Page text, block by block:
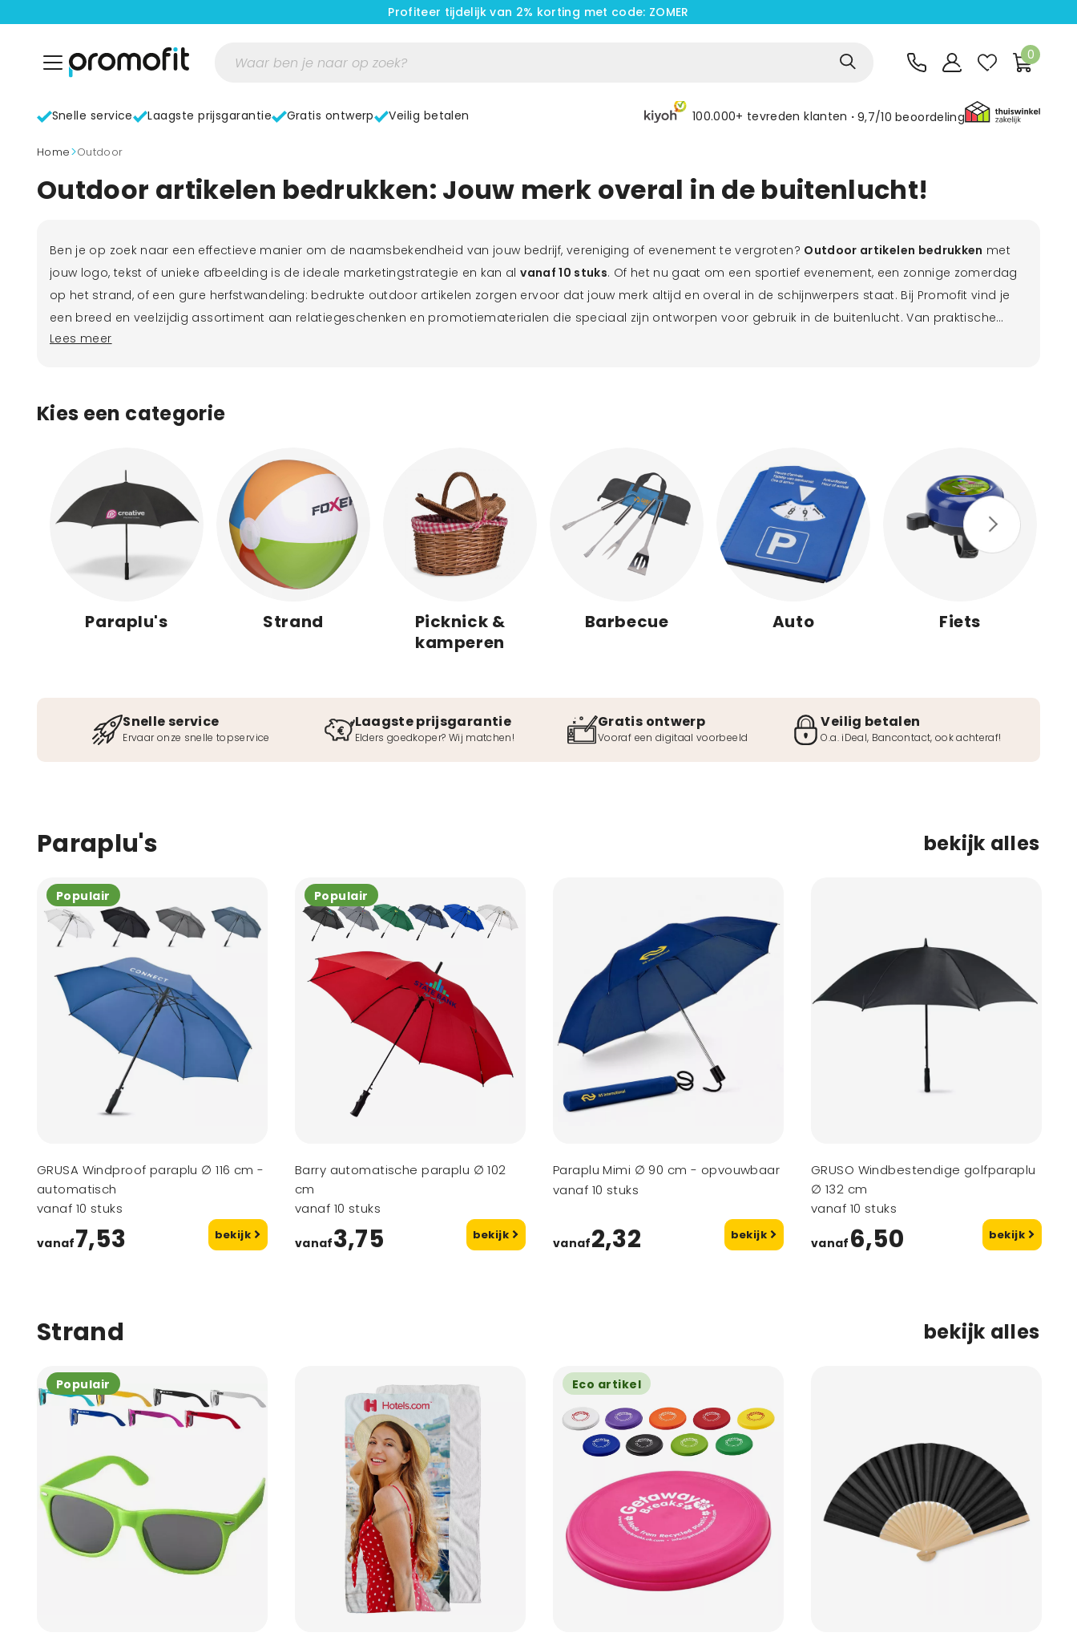
Profiteer tijdelijk van 2% korting met code: ZOMER
0
Snelle service Laagste prijsgarantie Gratis ontwerp Veilig betalen 100.000+ tevreden klanten 9,7/10 beoordeling
home> Outdoor
Outdoor artikelen bedrukken: Jouw merk overal in de buitenlucht!
Ben je op zoek naar een effectieve manier om de naamsbekendheid van jouw bedrijf, vereniging of evenement te vergroten? Outdoor artikelen bedrukken met
jouw logo, tekst of unieke afbeelding is de ideale marketingstrategie en kan alvanaf 10 stuks. Of het nu gaat om een sportief evenement, een zonnige zomerdag
op het strand, of een gure herfstwandeling: bedrukte outdoor artikelen zorgen ervoor dat jouw merk altijd en overal in de schijnwerpers staat. Bij Promofit vind je
een breed en veelzijdig assortiment aan relatiegeschenken en promotiematerialen die speciaal zijn ontworpen voor gebruik in de buitenlucht. Van praktische
gebruiksvoorwerpen voor onderweg tot sfeervolle accessoires voor in de tuin; wij bedrukken het snel, goedkoop en in de allerhoogste kwaliteit. Ontdek de kracht
Lees meer
Kies een categorie
Paraplu's Strand
Picknick &
kamperen
Barbecue Auto Fiets
Snelle service
Ervaar onze snelle topservice
Laagste prijsgarantie
Elders goedkoper? Wij matchen!
Gratis ontwerp
Vooraf een digitaal voorbeeld
Veilig betalen
O.a. iDeal, Bancontact, ook achteraf!
Paraplu's bekijk alles
Populair
GRUSA Windproof paraplu ∅ 116 cm -
automatisch
vanaf 10 stuks
vanaf7,53 bekijk
Populair
Barry automatische paraplu ∅ 102
cm
vanaf 10 stuks
vanaf3,75 bekijk
Paraplu Mimi ∅ 90 cm - opvouwbaar
vanaf 10 stuks
vanaf2,32 bekijk
GRUSO Windbestendige golfparaplu
∅ 132 cm
vanaf 10 stuks
vanaf 6,50 bekijk
Strand bekijk alles
Populair Eco artikel